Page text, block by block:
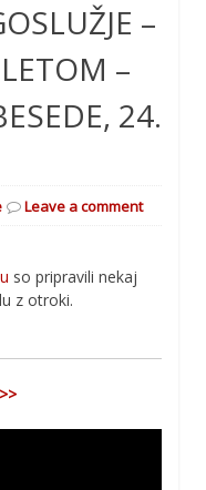
–
–
24.
Leave a comment
so pripravili nekaj
z otroki.